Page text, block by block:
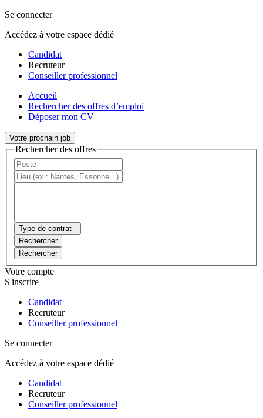
Se connecter
Accédez à votre espace dédié
Candidat
Recruteur
Conseiller professionnel
Accueil
Rechercher des offres d’emploi
Déposer mon CV
Votre prochain job
Rechercher des offres
Type de contrat
Rechercher
Rechercher
Votre compte
S'inscrire
Candidat
Recruteur
Conseiller professionnel
Se connecter
Accédez à votre espace dédié
Candidat
Recruteur
Conseiller professionnel